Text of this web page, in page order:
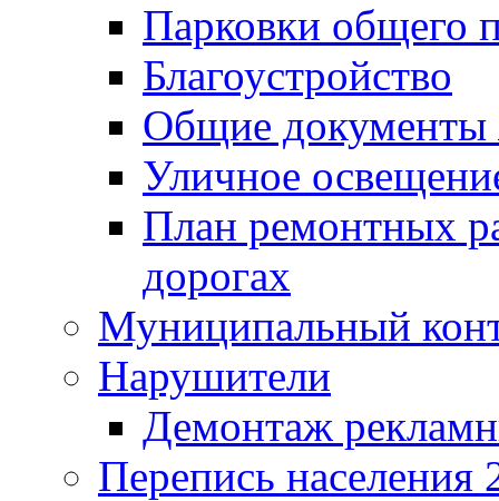
Парковки общего
Благоустройство
Общие
Уличное
План ремонтных
дорогах
Муниципальный
Нарушители
Демонтаж
Перепись населения